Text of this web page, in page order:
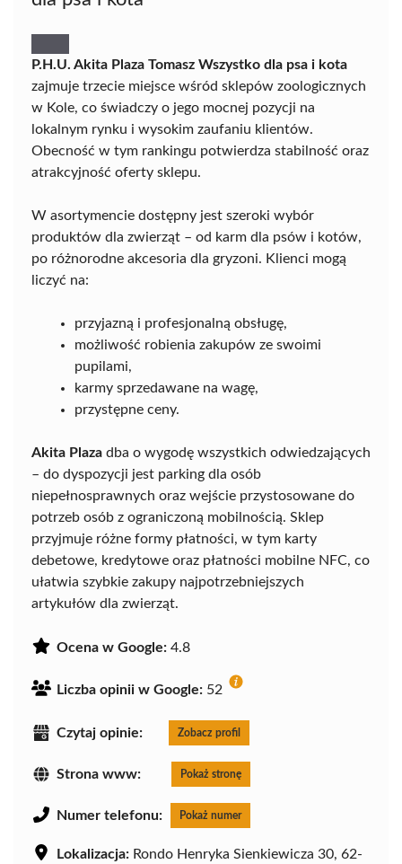
P.H.U. Akita Plaza Tomasz Wszystko dla psa i kota
zajmuje trzecie miejsce wśród sklepów zoologicznych
w Kole, co świadczy o jego mocnej pozycji na
lokalnym rynku i wysokim zaufaniu klientów.
Obecność w tym rankingu potwierdza stabilność oraz
atrakcyjność oferty sklepu.
W asortymencie dostępny jest szeroki wybór
produktów dla zwierząt – od karm dla psów i kotów,
po różnorodne akcesoria dla gryzoni. Klienci mogą
liczyć na:
przyjazną i profesjonalną obsługę,
możliwość robienia zakupów ze swoimi
pupilami,
karmy sprzedawane na wagę,
przystępne ceny.
Akita Plaza dba o wygodę wszystkich odwiedzających
– do dyspozycji jest parking dla osób
niepełnosprawnych oraz wejście przystosowane do
potrzeb osób z ograniczoną mobilnością. Sklep
przyjmuje różne formy płatności, w tym karty
debetowe, kredytowe oraz płatności mobilne NFC, co
ułatwia szybkie zakupy najpotrzebniejszych
artykułów dla zwierząt.
Ocena w Google: 4.8
Liczba opinii w Google: 52
Czytaj opinie: Zobacz profil
Strona www: Pokaż stronę
Numer telefonu: Pokaż numer
Lokalizacja: Rondo Henryka Sienkiewicza 30, 62-